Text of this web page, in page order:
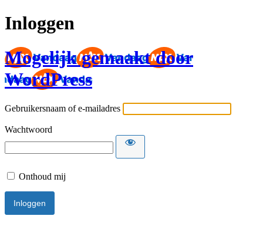
Inloggen
Mogelijk gemaakt door
WordPress
Gebruikersnaam of e-mailadres
Wachtwoord
Onthoud mij